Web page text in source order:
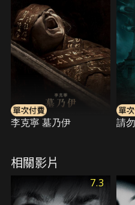
李克寧 墓乃伊 請
相關影片
7.3